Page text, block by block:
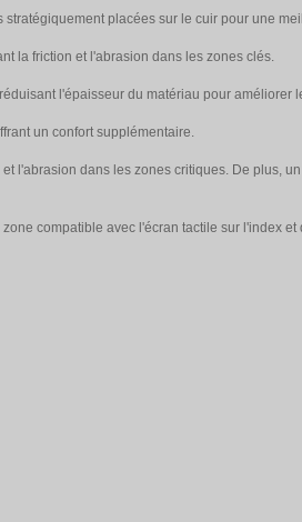
placées sur le cuir pour une
la friction et l'abrasion dans les zones clés.
l'épaisseur du matériau pour améliorer
un confort supplémentaire.
l'abrasion dans les zones critiques. De plus,
compatible avec l'écran tactile sur l'index